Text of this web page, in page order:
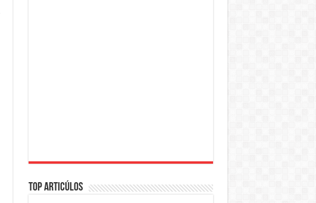
Top Articúlos